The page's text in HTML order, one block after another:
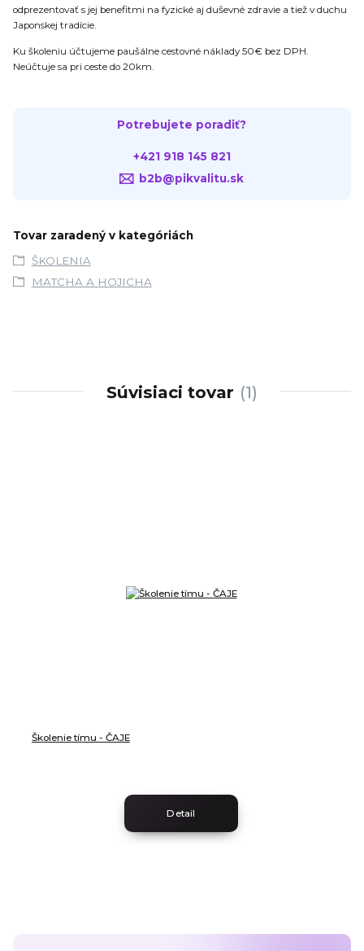
odprezentovať s jej benefitmi na fyzické aj duševné zdravie a tiež v duchu
Japonskej tradície.
Ku školeniu účtujeme paušálne cestovné náklady 50€ bez DPH.
Neúčtuje sa pri ceste do 20km.
Potrebujete poradiť?
+421 918 145 821
b2b@pikvalitu.sk
Tovar zaradený v kategóriách
ŠKOLENIA
MATCHA A HOJICHA
Súvisiaci tovar 1
Školenie tímu - ČAJE
Detail